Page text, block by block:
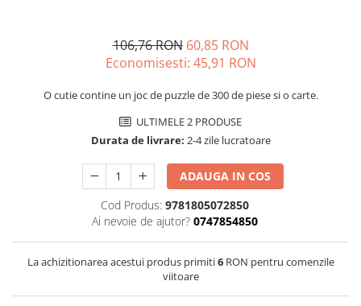
106,76 RON 60,85 RON
Economisesti: 45,91 RON
O cutie contine un joc de puzzle de 300 de piese si o carte.
ULTIMELE 2 PRODUSE
Durata de livrare: 2-4 zile lucratoare
ADAUGA IN COS
Cod Produs: 9781805072850
Ai nevoie de ajutor? 0747854850
La achizitionarea acestui produs primiti6RON pentru comenzile
viitoare